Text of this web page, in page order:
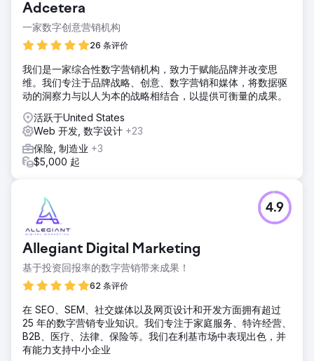
Adcetera
一家数字创意营销机构
26 条评价
我们是一家综合性数字营销机构，致力于赋能品牌并改变思
维。我们专注于品牌战略、创意、数字营销和媒体，将数据驱
动的洞察力与以人为本的战略相结合，以提供可衡量的成果。
活跃于United States
Web 开发, 数字设计 +23
保险, 制造业 +3
$5,000 起
Allegiant Digital Marketing
基于投资回报率的数字营销带来成果！
62 条评价
4.9
在 SEO、SEM、社交媒体以及网页设计和开发方面拥有超过
25 年的数字营销专业知识。我们专注于家庭服务、特许经营、
B2B、医疗、法律、保险等。我们在利基市场中表现出色，并
有能力支持中小企业